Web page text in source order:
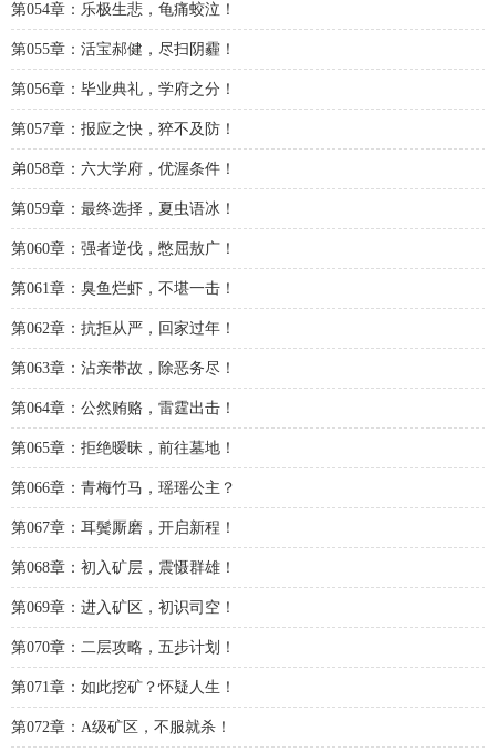
第054章：乐极生悲，龟痛蛟泣！
第055章：活宝郝健，尽扫阴霾！
第056章：毕业典礼，学府之分！
第057章：报应之快，猝不及防！
弟058章：六大学府，优渥条件！
第059章：最终选择，夏虫语冰！
第060章：强者逆伐，憋屈敖广！
第061章：臭鱼烂虾，不堪一击！
第062章：抗拒从严，回家过年！
第063章：沾亲带故，除恶务尽！
第064章：公然贿赂，雷霆出击！
第065章：拒绝暧昧，前往墓地！
第066章：青梅竹马，瑶瑶公主？
第067章：耳鬓厮磨，开启新程！
第068章：初入矿层，震慑群雄！
第069章：进入矿区，初识司空！
第070章：二层攻略，五步计划！
第071章：如此挖矿？怀疑人生！
第072章：A级矿区，不服就杀！